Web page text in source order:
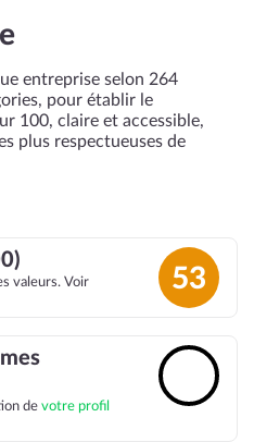
entreprise selon 264
pour établir le
100, claire et accessible,
plus respectueuses de
valeurs. Voir
53
de votre profil